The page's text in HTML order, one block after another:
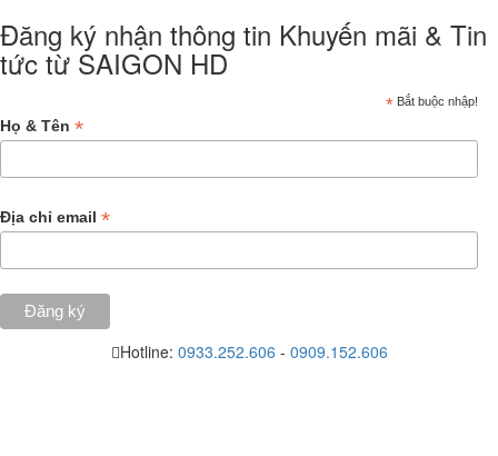
Đăng ký nhận thông tin Khuyến mãi & Tin
tức từ SAIGON HD
* Bắt buộc nhập!
Họ & Tên *
Địa chỉ email *
Hotline: 0933.252.606 - 0909.152.606